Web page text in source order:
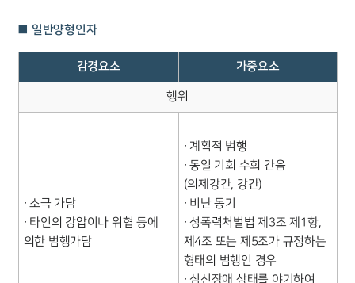
■ 일반양형인자
감경요소 가중요소
행위
∙ 소극 가담
∙ 타인의 강압이나 위협 등에
의한 범행가담
∙ 계획적 범행
∙ 동일 기회 수회 간음
(의제강간, 강간)
∙ 비난 동기
∙ 성폭력처벌법 제3조 제1항,
제4조 또는 제5조가 규정하는
형태의 범행인 경우
∙ 심신장애 상태를 야기하여